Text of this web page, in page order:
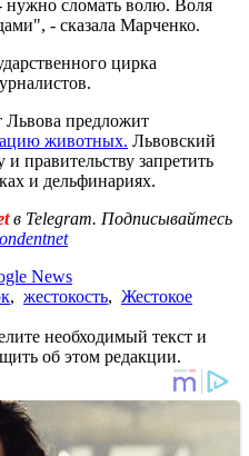
сломать волю. Воля
- сказала Марченко.
цирка
Львова предложит
животных. Львовский
правительству запретить
и дельфинариях.
в Telegram. Подписывайтесь
News
, жестокость, Жестокое
необходимый текст и
об этом редакции.